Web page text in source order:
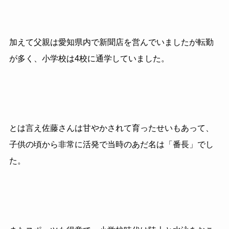
加えて父親は愛知県内で新聞店を営んでいましたが転勤
が多く、小学校は4校に通学していました。
とは言え佐藤さんは甘やかされて育ったせいもあって、
子供の頃から非常に活発で当時のあだ名は「番長」でし
た。